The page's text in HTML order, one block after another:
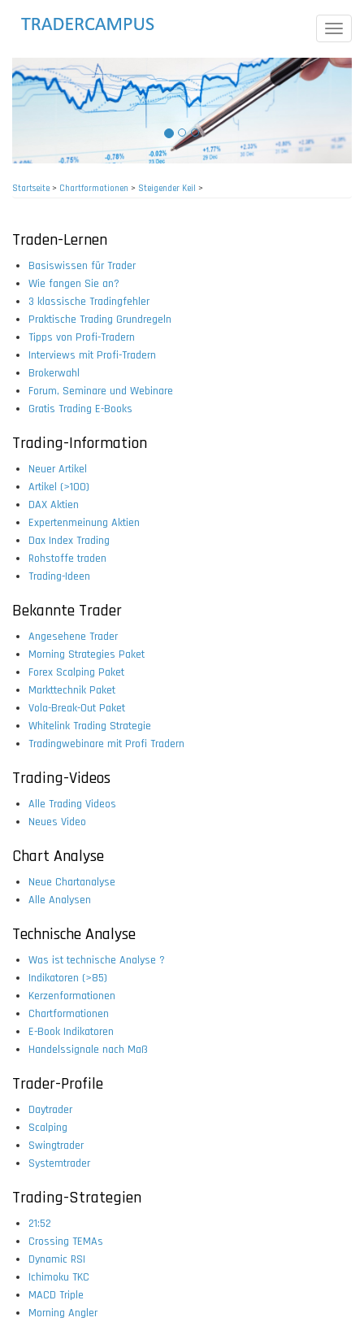
Toggle
Startseite> Chartformationen > Steigender Keil >
Traden-Lernen
Basiswissen für Trader
Wie fangen Sie an?
3 klassische Tradingfehler
Praktische Trading Grundregeln
Tipps von Profi-Tradern
Interviews mit Profi-Tradern
Brokerwahl
Forum, Seminare und Webinare
Gratis Trading E-Books
Trading-Information
Neuer Artikel
Artikel (>100)
DAX Aktien
Expertenmeinung Aktien
Dax Index Trading
Rohstoffe traden
Trading-Ideen
Bekannte Trader
Angesehene Trader
Morning Strategies Paket
Forex Scalping Paket
Markttechnik Paket
Vola-Break-Out Paket
Whitelink Trading Strategie
Tradingwebinare mit Profi Tradern
Trading-Videos
Alle Trading Videos
Neues Video
Chart Analyse
Neue Chartanalyse
Alle Analysen
Technische Analyse
Was ist technische Analyse ?
Indikatoren (>85)
Kerzenformationen
Chartformationen
E-Book Indikatoren
Handelssignale nach Maß
Trader-Profile
Daytrader
Scalping
Swingtrader
Systemtrader
Trading-Strategien
21:52
Crossing TEMAs
Dynamic RSI
Ichimoku TKC
MACD Triple
Morning Angler